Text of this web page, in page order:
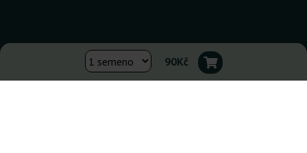
90Kč
Změnit obchod: